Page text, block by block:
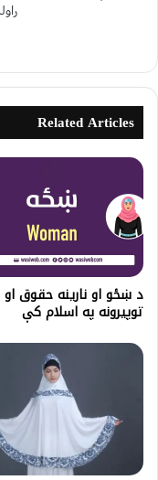
Related Articles
د ښځو او نارینه حقوق او
توپیرونه په اسلام کې